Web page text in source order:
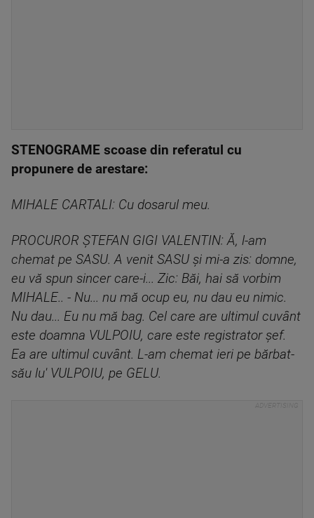
STENOGRAME scoase din referatul cu
propunere de arestare:
MIHALE CARTALI: Cu dosarul meu.
PROCUROR ȘTEFAN GIGI VALENTIN: Ă, l-am
chemat pe SASU. A venit SASU şi mi-a zis: domne,
eu vă spun sincer care-i... Zic: Băi, hai să vorbim
MIHALE.. - Nu... nu mă ocup eu, nu dau eu nimic.
Nu dau... Eu nu mă bag. Cel care are ultimul cuvânt
este doamna VULPOIU, care este registrator şef.
Ea are ultimul cuvânt. L-am chemat ieri pe bărbat-
său lu' VULPOIU, pe GELU.